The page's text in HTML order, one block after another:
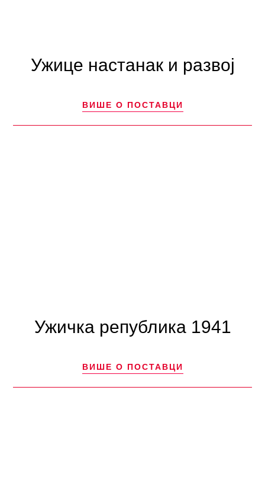
Ужице настанак и развој
ВИШЕ О ПОСТАВЦИ
Ужичка република 1941
ВИШЕ О ПОСТАВЦИ